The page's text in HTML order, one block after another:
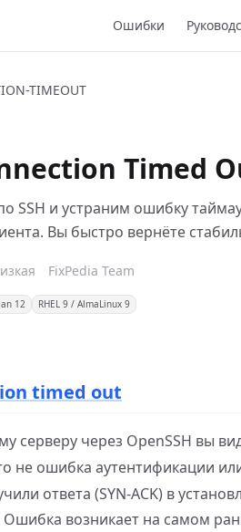
Ошибки
TIMEOUT
Timed
SSH и устраним ошибку
Вы быстро вернёте
FixPedia Team
12 RHEL 9 / AlmaLinux 9
timed out
серверу через OpenSSH вы
не ошибка аутентификации
ответа (SYN-ACK) в
возникает на самом